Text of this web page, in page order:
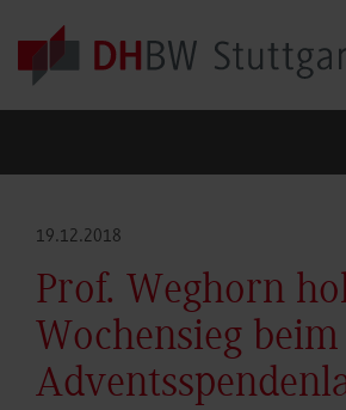
Skip to main content
19.12.2018
Prof. Weghorn
Wochensieg beim